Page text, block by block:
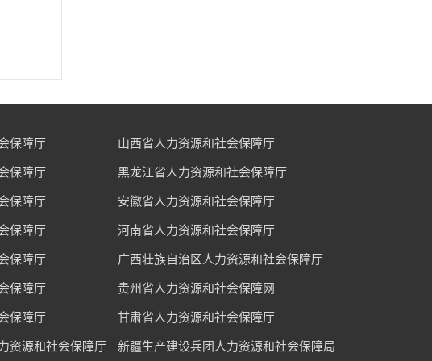
保障厅
山西省人力资源和社会保障厅
保障厅
黑龙江省人力资源和社会保障厅
保障厅
安徽省人力资源和社会保障厅
保障厅
河南省人力资源和社会保障厅
保障厅
广西壮族自治区人力资源和社会保障厅
保障厅
贵州省人力资源和社会保障网
保障厅
甘肃省人力资源和社会保障厅
资源和社会保障厅 新疆生产建设兵团人力资源和社会保障局